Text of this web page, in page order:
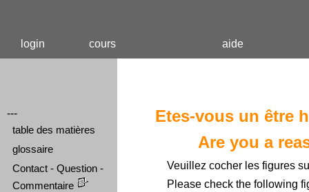
login cours aide
---
table des matières
glossaire
Contact - Question -
Commentaire
Etes-vous un être
Are you a
Veuillez cocher les figures
Please check the following